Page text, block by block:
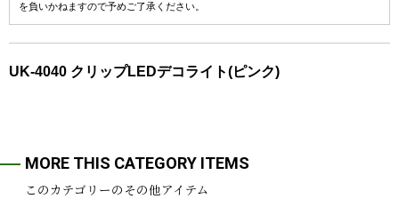
を負いかねますので予めご了承ください。
UK-4040 クリップLEDデコライト(ピンク)
MORE THIS CATEGORY ITEMS
このカテゴリーのその他アイテム